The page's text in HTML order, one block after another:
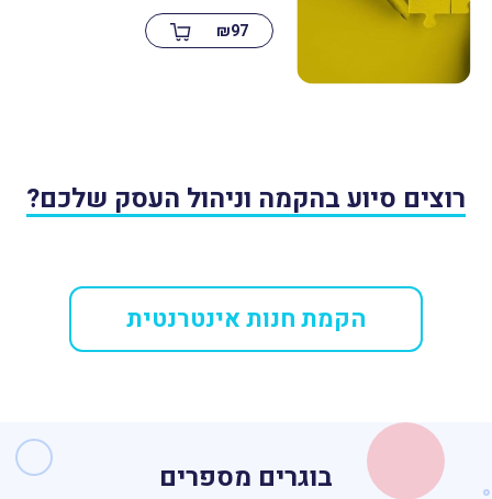
₪97
רוצים סיוע בהקמה וניהול העסק שלכם?
הקמת חנות אינטרנטית
בוגרים מספרים